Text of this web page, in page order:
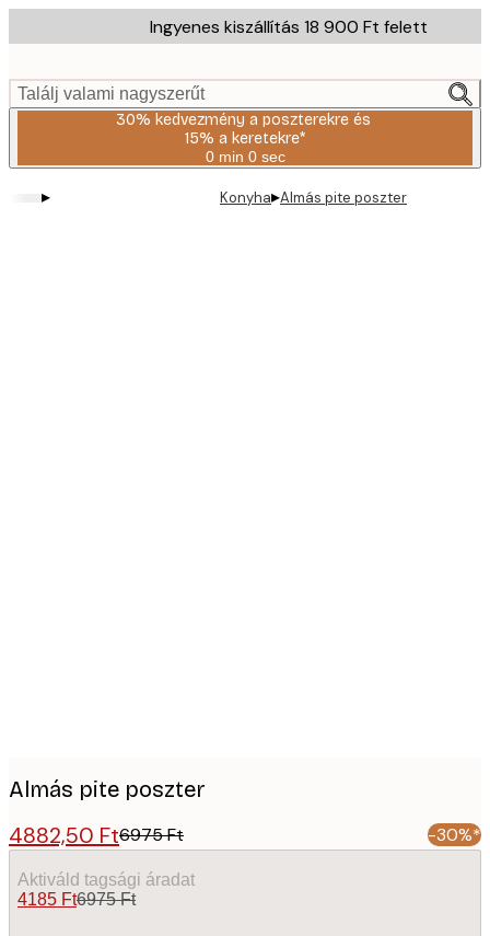
to
content.
Ingyenes kiszállítás 18 900 Ft felett
Találj valami nagyszerűt
30% kedvezmény a poszterekre és
15% a keretekre*
0 min 0 sec
Érvényes:
08-
▸ Konyha▸Almás pite poszter
Almás pite poszter
4882,50 Ft6975 Ft -30%*
Aktiváld tagsági áradat
4185 Ft6975 Ft